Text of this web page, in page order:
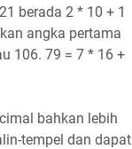
berada 2 * 10 + 1
angka pertama
106. 79 = 7 * 16 +
bahkan lebih
tempel dan dapat